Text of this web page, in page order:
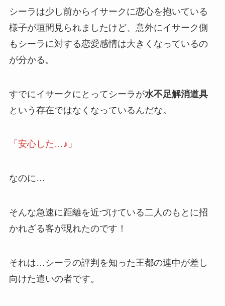
シーラは少し前からイサークに恋心を抱いている
様子が垣間見られましたけど、意外にイサーク側
もシーラに対する恋愛感情は大きくなっているの
が分かる。
すでにイサークにとってシーラが水不足解消道具
という存在ではなくなっているんだな。
「安心した…♪」
なのに…
そんな急速に距離を近づけている二人のもとに招
かれざる客が現れたのです！
それは…シーラの評判を知った王都の連中が差し
向けた遣いの者です。